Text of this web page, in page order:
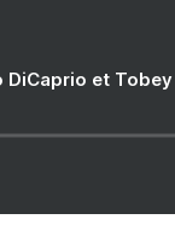
DiCaprio et